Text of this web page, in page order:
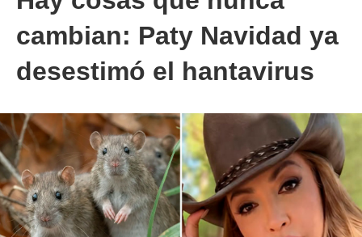
cambian: Paty Navidad ya
desestimó el hantavirus